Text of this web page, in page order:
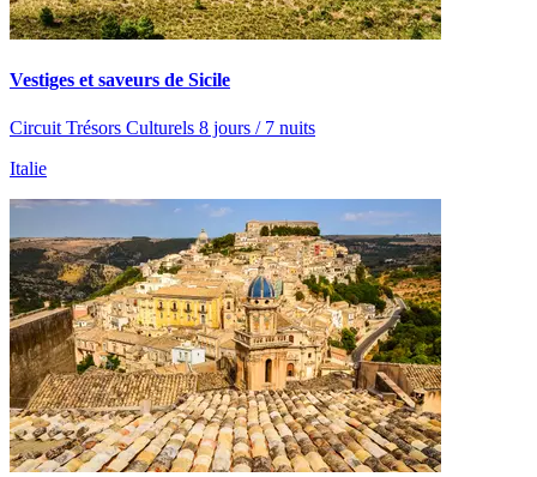
Vestiges et saveurs de Sicile
Circuit Trésors Culturels 8 jours / 7 nuits
Italie